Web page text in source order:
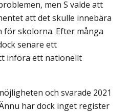
men S valde att
att det skulle innebära
skolorna. Efter många
senare ett
införa ett nationellt
och svarade 2021
har dock inget register